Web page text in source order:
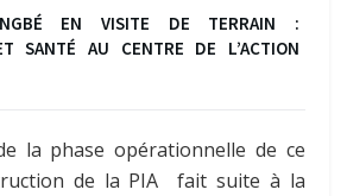
EN VISITE DE TERRAIN :
SANTÉ AU CENTRE DE L’ACTION
la phase opérationnelle de ce
de la PIA fait suite à la